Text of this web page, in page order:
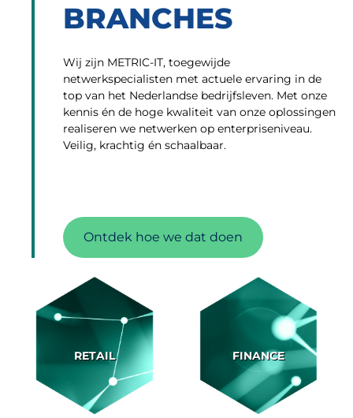
BRANCHES
Wij zijn METRIC-IT, toegewijde
netwerkspecialisten met actuele ervaring in de
top van het Nederlandse bedrijfsleven. Met onze
kennis én de hoge kwaliteit van onze oplossingen
realiseren we netwerken op enterpriseniveau.
Veilig, krachtig én schaalbaar.
Ontdek hoe we dat doen
RETAIL FINANCE